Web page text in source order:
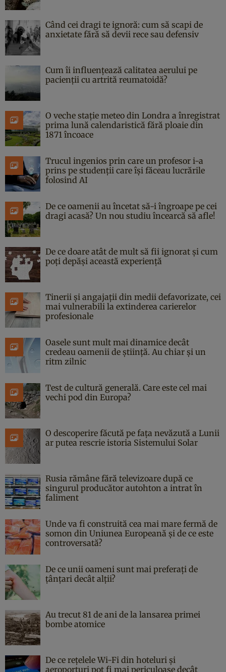
Când cei dragi te ignoră: cum să scapi de
anxietate fără să devii rece sau defensiv
Cum îi influențează calitatea aerului pe
pacienții cu artrită reumatoidă?
O veche stație meteo din Londra a înregistrat
prima lună calendaristică fără ploaie din
1871 încoace
Trucul ingenios prin care un profesor i-a
prins pe studenții care își făceau lucrările
folosind AI
De ce oamenii au încetat să-i îngroape pe cei
dragi acasă? Un nou studiu încearcă să afle!
De ce doare atât de mult să fii ignorat și cum
poți depăși această experiență
Tinerii și angajații din medii defavorizate, cei
mai vulnerabili la extinderea carierelor
profesionale
Oasele sunt mult mai dinamice decât
credeau oamenii de știință. Au chiar și un
ritm zilnic
Test de cultură generală. Care este cel mai
vechi pod din Europa?
O descoperire făcută pe fața nevăzută a Lunii
ar putea rescrie istoria Sistemului Solar
Rusia rămâne fără televizoare după ce
singurul producător autohton a intrat în
faliment
Unde va fi construită cea mai mare fermă de
somon din Uniunea Europeană și de ce este
controversată?
De ce unii oameni sunt mai preferați de
țânțari decât alții?
Au trecut 81 de ani de la lansarea primei
bombe atomice
De ce rețelele Wi-Fi din hoteluri și
aeroporturi pot fi mai periculoase decât